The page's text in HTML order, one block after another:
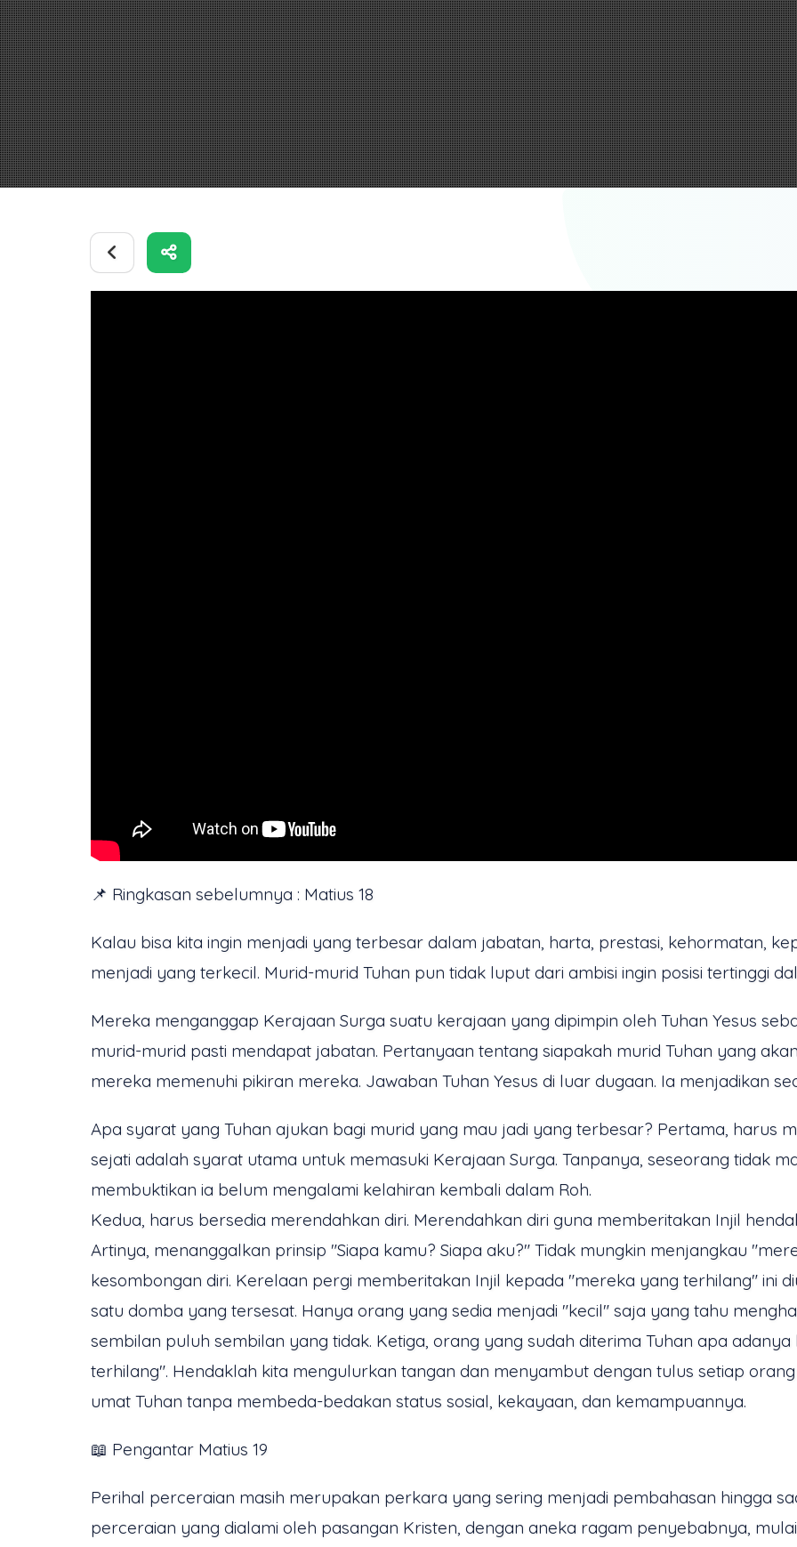
📌 Ringkasan sebelumnya : Matius 18
Kalau bisa kita ingin menjadi yang terbesar dalam jabatan, harta, prestasi, kehormatan,
menjadi yang terkecil. Murid-murid Tuhan pun tidak luput dari ambisi ingin posisi tertinggi
Mereka menganggap Kerajaan Surga suatu kerajaan yang dipimpin oleh Tuhan Yesus
murid-murid pasti mendapat jabatan. Pertanyaan tentang siapakah murid Tuhan yang
mereka memenuhi pikiran mereka. Jawaban Tuhan Yesus di luar dugaan. Ia menjadikan
Apa syarat yang Tuhan ajukan bagi murid yang mau jadi yang terbesar? Pertama, harus
sejati adalah syarat utama untuk memasuki Kerajaan Surga. Tanpanya, seseorang tidak
membuktikan ia belum mengalami kelahiran kembali dalam Roh.
Kedua, harus bersedia merendahkan diri. Merendahkan diri guna memberitakan Injil
Artinya, menanggalkan prinsip "Siapa kamu? Siapa aku?" Tidak mungkin menjangkau
kesombongan diri. Kerelaan pergi memberitakan Injil kepada "mereka yang terhilang" ini
satu domba yang tersesat. Hanya orang yang sedia menjadi "kecil" saja yang tahu
sembilan puluh sembilan yang tidak. Ketiga, orang yang sudah diterima Tuhan apa
terhilang". Hendaklah kita mengulurkan tangan dan menyambut dengan tulus setiap
umat Tuhan tanpa membeda-bedakan status sosial, kekayaan, dan kemampuannya.
📖 Pengantar Matius 19
Perihal perceraian masih merupakan perkara yang sering menjadi pembahasan hingga
perceraian yang dialami oleh pasangan Kristen, dengan aneka ragam penyebabnya,